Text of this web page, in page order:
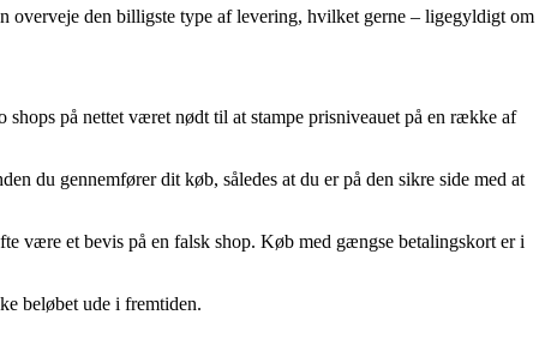
overveje den billigste type af levering, hvilket gerne – ligegyldigt om
på nettet været nødt til at stampe prisniveauet på en række af
du gennemfører dit køb, således at du er på den sikre side med at
være et bevis på en falsk shop. Køb med gængse betalingskort er i
beløbet ude i fremtiden.